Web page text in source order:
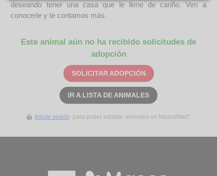
deseando tener una casa que le llene de cariño. Ven a
conocerle y te contamos más.
Este animal aún no ha recibido solicitudes de
adopción
SOLICITAR ADOPCIÓN
IR A LISTA DE ANIMALES
Iniciar sesión para poder adoptar animales en MascoMad*